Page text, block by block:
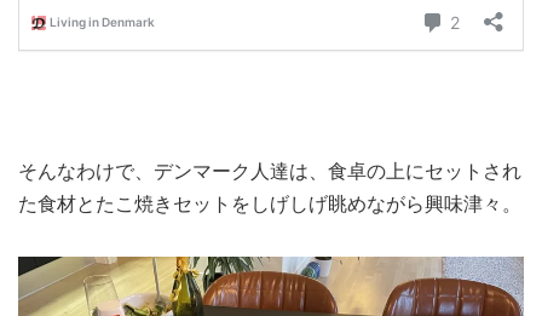
そんなわけで、デンマーク人達は、食卓の上にセットされ
た食材とたこ焼きセットをしげしげ眺めながら興味津々。